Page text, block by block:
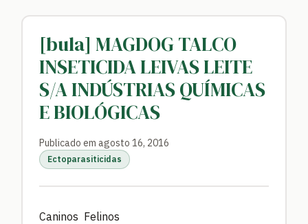
[bula] MAGDOG TALCO
INSETICIDA LEIVAS LEITE
S/A INDÚSTRIAS QUÍMICAS
E BIOLÓGICAS
Publicado em agosto 16, 2016
Ectoparasiticidas
Caninos Felinos